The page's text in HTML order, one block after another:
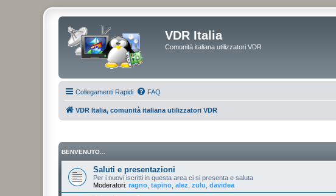
VDR Italia
Comunità italiana utilizzatori VDR
Collegamenti Rapidi FAQ
VDR Italia, comunità italiana utilizzatori VDR
BENVENUTO...
Saluti e presentazioni
Per i nuovi iscritti in questa area ci si presenta e saluta
Moderatori: ragno tapino alez zulu davidea